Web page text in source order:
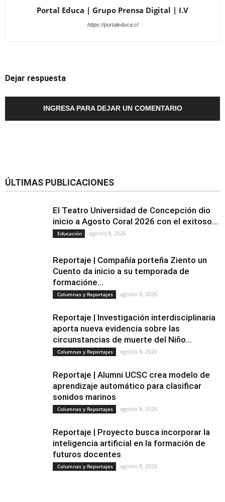
Portal Educa | Grupo Prensa Digital | I.V
https://portaleduca.cl
Dejar respuesta
INGRESA PARA DEJAR UN COMENTARIO
ÚLTIMAS PUBLICACIONES
El Teatro Universidad de Concepción dio
inicio a Agosto Coral 2026 con el exitoso...
Educación agosto 8, 2026
Reportaje | Compañía porteña Ziento un
Cuento da inicio a su temporada de
formacióne...
Columnas y Reportajes agosto 8, 2026
Reportaje | Investigación interdisciplinaria
aporta nueva evidencia sobre las
circunstancias de muerte del Niño...
Columnas y Reportajes agosto 8, 2026
Reportaje | Alumni UCSC crea modelo de
aprendizaje automático para clasificar
sonidos marinos
Columnas y Reportajes agosto 8, 2026
Reportaje | Proyecto busca incorporar la
inteligencia artificial en la formación de
futuros docentes
Columnas y Reportajes agosto 8, 2026